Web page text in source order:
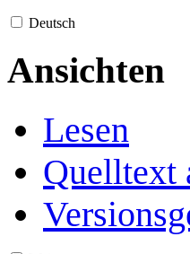
Deutsch
Ansichten
Lesen
Quelltext